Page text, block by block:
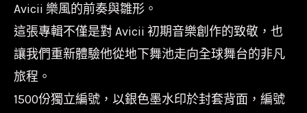
Avicii 樂風的前奏與雛形。
這張專輯不僅是對 Avicii 初期音樂創作的致敬，也
讓我們重新體驗他從地下舞池走向全球舞台的非凡
旅程。
1500份獨立編號，以銀色墨水印於封套背面，編號